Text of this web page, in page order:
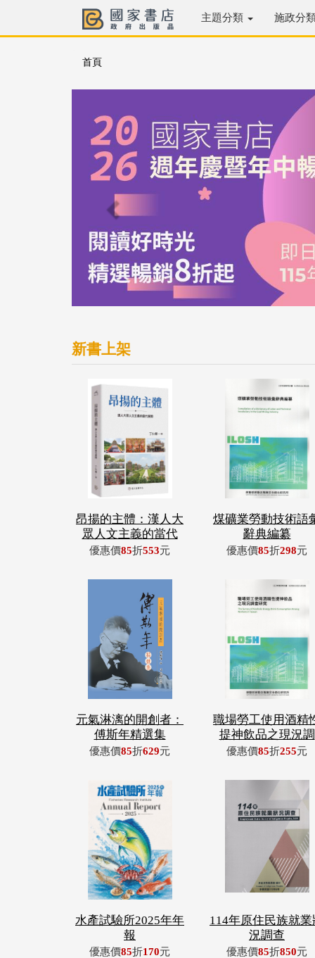
主題分類 施政分
首頁
新書上架
昂揚的主體：漢人大
眾人文主義的當代
優惠價85折553元
煤礦業勞動技術語
辭典編纂
優惠價85折298元
元氣淋漓的開創者：
傅斯年精選集
優惠價85折629元
職場勞工使用酒精
提神飲品之現況調
優惠價85折255元
水產試驗所2025年年
報
優惠價85折170元
114年原住民族就業
況調查
優惠價85折850元